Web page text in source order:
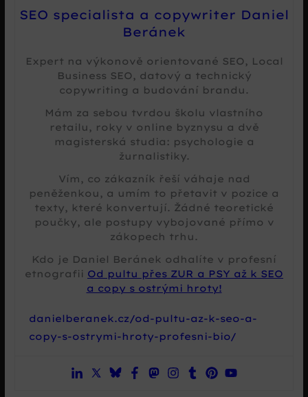
SEO specialista a copywriter Daniel
Beránek
Expert na výkonově orientované SEO, Local
Business SEO, datový a technický
copywriting a budování brandu.
Mám za sebou tvrdou školu vlastního
retailu, roky v online byznysu a dvě
magisterská studia: psychologie a
žurnalistiky.
Vím, co zákazník řeší váhaje nad
peněženkou, a umím to přetavit v pozice a
texty, které konvertují. Žádné teoretické
poučky, ale postupy vybojované přímo v
zákopech trhu.
Kdo je Daniel Beránek odhalíte v profesní
etnografii Od pultu přes ZUR a PSY až k SEO
a copy s ostrými hroty!
danielberanek.cz/od-pultu-az-k-seo-a-
copy-s-ostrymi-hroty-profesni-bio/